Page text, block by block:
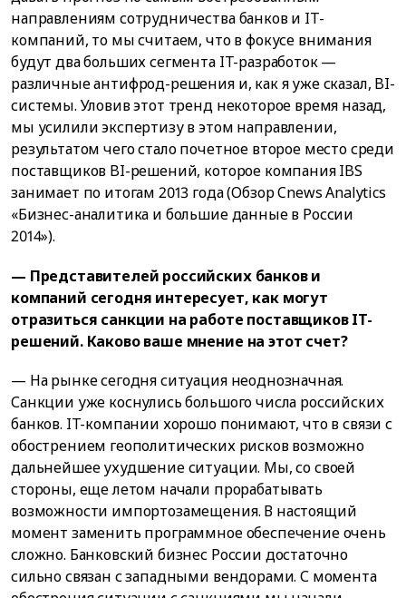
направлениям сотрудничества банков и IT-
компаний, то мы считаем, что в фокусе внимания
будут два больших сегмента IT-разработок —
различные антифрод-решения и, как я уже сказал, BI-
системы. Уловив этот тренд некоторое время назад,
мы усилили экспертизу в этом направлении,
результатом чего стало почетное второе место среди
поставщиков BI-решений, которое компания IBS
занимает по итогам 2013 года (Обзор Cnews Analytics
«Бизнес-аналитика и большие данные в России
2014»).
— Представителей российских банков и
компаний сегодня интересует, как могут
отразиться санкции на работе поставщиков IT-
решений. Каково ваше мнение на этот счет?
— На рынке сегодня ситуация неоднозначная.
Санкции уже коснулись большого числа российских
банков. IT-компании хорошо понимают, что в связи с
обострением геополитических рисков возможно
дальнейшее ухудшение ситуации. Мы, со своей
стороны, еще летом начали прорабатывать
возможности импортозамещения. В настоящий
момент заменить программное обеспечение очень
сложно. Банковский бизнес России достаточно
сильно связан с западными вендорами. С момента